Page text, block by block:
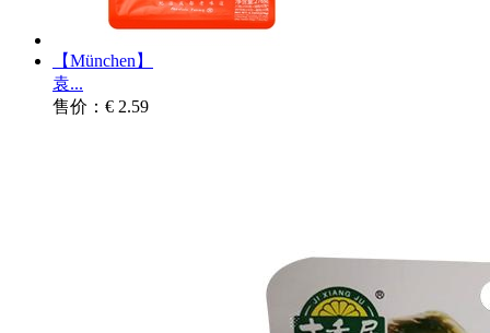
【München】
袁...
售价：€ 2.59